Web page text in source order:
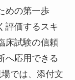
めの第一歩
評価するスキ
床試験の信頼
へ応用できる
では、添付文